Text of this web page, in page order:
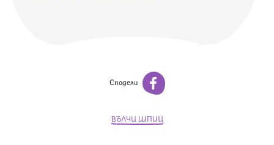
Сподели
ВЪЛЧИ ШПИЦ